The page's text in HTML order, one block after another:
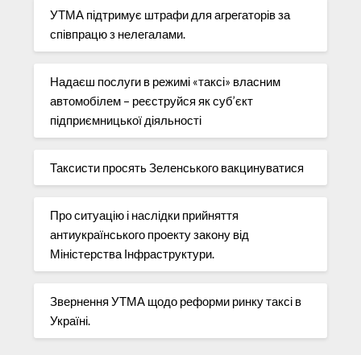
УТМА підтримує штрафи для агрегаторів за
співпрацю з нелегалами.
Надаєш послуги в режимі «таксі» власним
автомобілем – реєструйся як суб’єкт
підприємницької діяльності
Таксисти просять Зеленського вакцинуватися
Про ситуацію і наслідки прийняття
антиукраїнського проекту закону від
Міністерства Інфраструктури.
Звернення УТМА щодо реформи ринку таксі в
Україні.